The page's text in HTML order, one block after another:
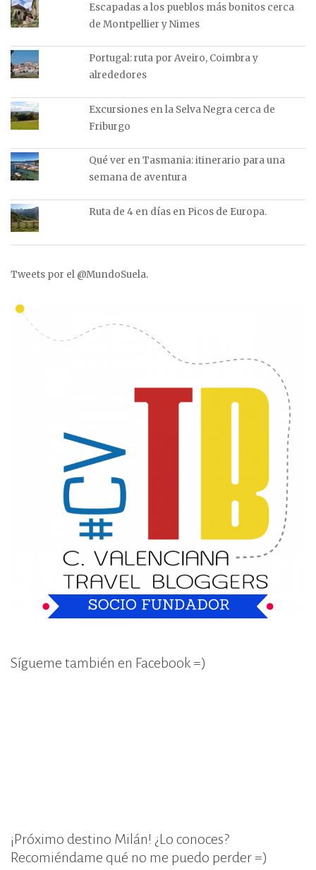
Escapadas a los pueblos más bonitos cerca
de Montpellier y Nimes
Portugal: ruta por Aveiro, Coimbra y
alrededores
Excursiones en la Selva Negra cerca de
Friburgo
Qué ver en Tasmania: itinerario para una
semana de aventura
Ruta de 4 en días en Picos de Europa.
Tweets por el @MundoSuela.
Sígueme también en Facebook =)
¡Próximo destino Milán! ¿Lo conoces?
Recomiéndame qué no me puedo perder =)